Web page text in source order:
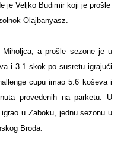
je Veljko Budimir koji je prošle
Olajbanyasz.
a prošle sezone je u
i 3.1 skok po susretu igrajući
cupu imao 5.6 koševa i
provedenih na parketu. U
u Zaboku, jednu sezonu u
Broda.